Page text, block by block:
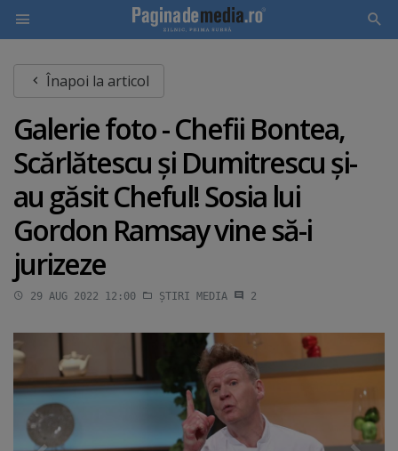
main
content
Înapoi la articol
Galerie foto - Chefii Bontea,
Scărlătescu şi Dumitrescu şi-
au găsit Cheful! Sosia lui
Gordon Ramsay vine să-i
jurizeze
29 AUG 2022 12:00 ȘTIRI MEDIA 2